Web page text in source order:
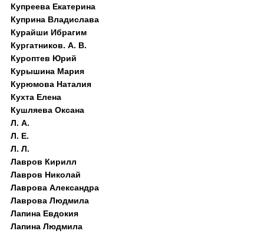
Купреева Екатерина
Куприна Владислава
Курайши Ибрагим
Кургатников. А. В.
Куроптев Юрий
Курышина Мария
Курюмова Наталия
Кухта Елена
Кушляева Оксана
Л. А.
Л. Е.
Л. Л.
Лавров Кирилл
Лавров Николай
Лаврова Александра
Лаврова Людмила
Лапина Евдокия
Лапина Людмила